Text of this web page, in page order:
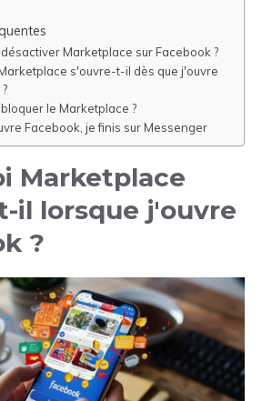
Marketplace sur Facebook ?
s'ouvre-t-il dès que j'ouvre
le Marketplace ?
Facebook, je finis sur Messenger
Marketplace
il lorsque j'ouvre
?